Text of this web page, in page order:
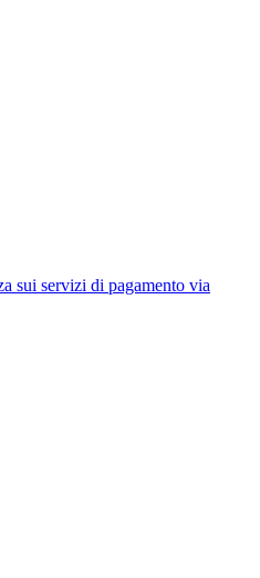
sui servizi di pagamento via